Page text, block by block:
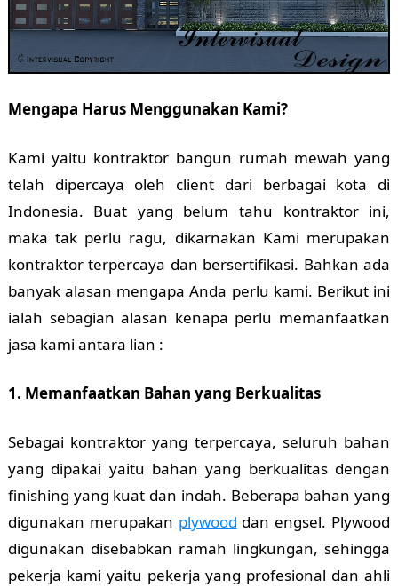
Mengapa Harus Menggunakan Kami?
Kami yaitu kontraktor bangun rumah mewah yang
telah dipercaya oleh client dari berbagai kota di
Indonesia. Buat yang belum tahu kontraktor ini,
maka tak perlu ragu, dikarnakan Kami merupakan
kontraktor terpercaya dan bersertifikasi. Bahkan ada
banyak alasan mengapa Anda perlu kami. Berikut ini
ialah sebagian alasan kenapa perlu memanfaatkan
jasa kami antara lian :
1. Memanfaatkan Bahan yang Berkualitas
Sebagai kontraktor yang terpercaya, seluruh bahan
yang dipakai yaitu bahan yang berkualitas dengan
finishing yang kuat dan indah. Beberapa bahan yang
digunakan merupakan plywood dan engsel. Plywood
digunakan disebabkan ramah lingkungan, sehingga
pekerja kami yaitu pekerja yang profesional dan ahli